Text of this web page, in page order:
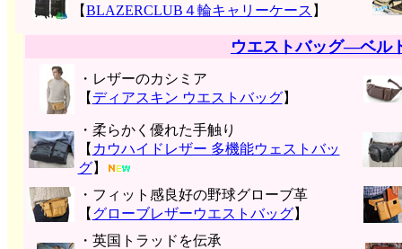
【BLAZERCLUB４輪キャリーケース 】
ウエストバッグ―ベル
・レザーのカシミア
【 ディアスキン ウエストバッグ】
・柔らかく優れた手触り
【 カウハイドレザー 多機能ウェストバッ
グ】
・フィット感良好の野球グローブ革
【 グローブレザーウエストバッグ】
・英国トラッドを伝承